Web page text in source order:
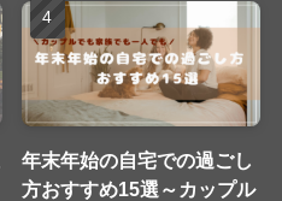
年末年始の自宅での過ごし
方おすすめ15選～カップル